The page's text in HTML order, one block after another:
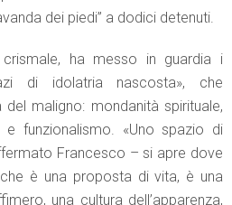
dei piedi” a dodici detenuti.
crismale, ha messo in guardia i
di idolatria nascosta», che
maligno: mondanità spirituale,
funzionalismo. «Uno spazio di
Francesco – si apre dove
è una proposta di vita, è una
una cultura dell’apparenza,